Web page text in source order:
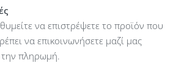
0.32A Gigabit PoE Adapter
να επιστρέψετε το προϊόν που
να επικοινωνήσετε μαζί μας
πληρωμή.